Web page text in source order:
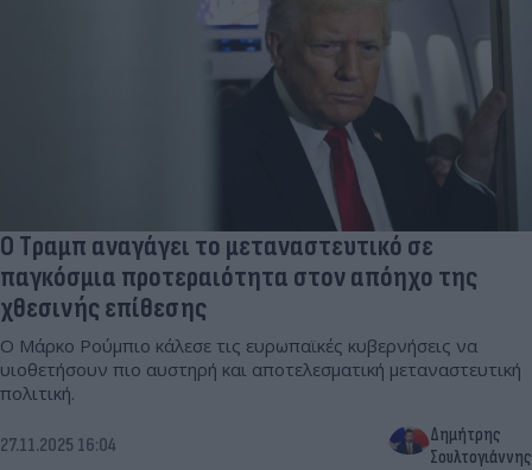
O Tραμπ αναγάγει το μεταναστευτικό σε
παγκόσμια προτεραιότητα στον απόηχο της
χθεσινής επίθεσης
Ο Μάρκο Ρούμπιο κάλεσε τις ευρωπαϊκές κυβερνήσεις να
υιοθετήσουν πιο αυστηρή και αποτελεσματική μεταναστευτική
πολιτική.
27.11.2025 16:04
Δημήτρης
Σουλτογιάννης